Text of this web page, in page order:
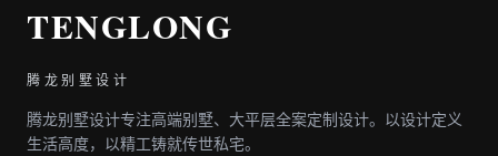
TENGLONG
腾龙别墅设计
腾龙别墅设计专注高端别墅、大平层全案定制设计。以设计定义
生活高度，以精工铸就传世私宅。